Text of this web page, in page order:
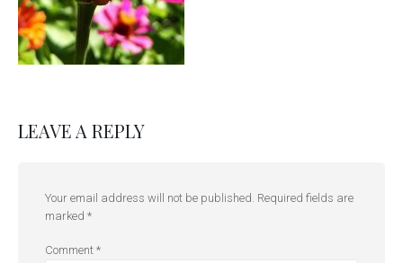
LEAVE A REPLY
Your email address will not be published. Required fields are
marked *
Comment *